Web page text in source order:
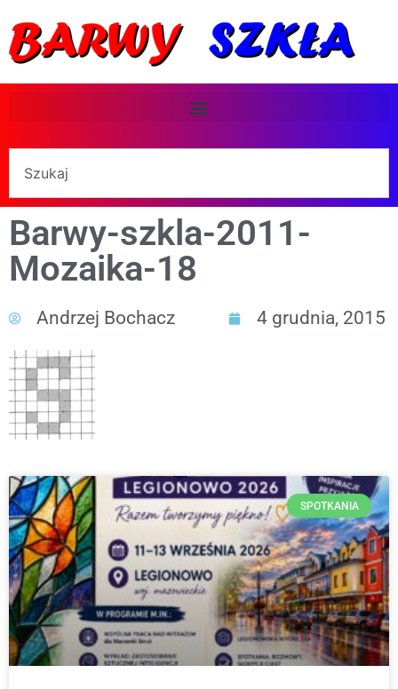
Barwy-szkla-2011-
Mozaika-18
Andrzej Bochacz 4 grudnia, 2015
SPOTKANIA